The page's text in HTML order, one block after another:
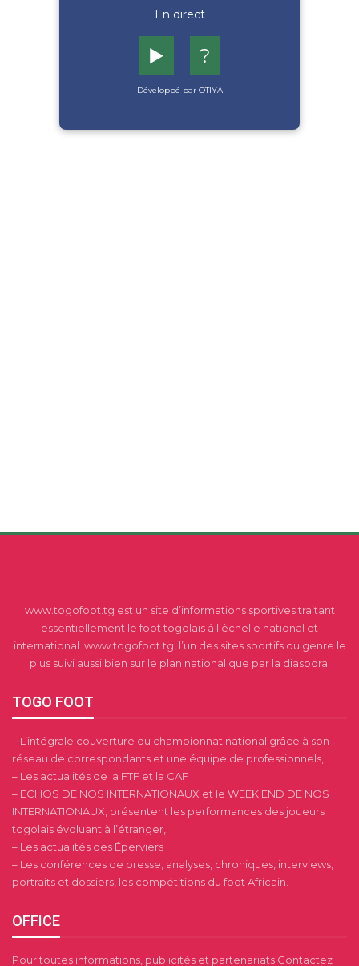
En direct
▶️ ?
Développé par OTIYA
www.togofoot.tg est un site d’informations sportives traitant
essentiellement le foot togolais à l’échelle national et
international. www.togofoot.tg, l’un des sites sportifs du genre le
plus suivi aussi bien sur le plan national que par la diaspora.
TOGO FOOT
– L’intégrale couverture du championnat national grâce à son
réseau de correspondants et une équipe de professionnels,
– Les actualités de la FTF et la CAF
– ECHOS DE NOS INTERNATIONAUX et le WEEK END DE NOS
INTERNATIONAUX, présentent les performances des joueurs
togolais évoluant à l’étranger,
– Les actualités des Éperviers
– Les conférences de presse, analyses, chroniques, interviews,
portraits et dossiers, les compétitions du foot Africain.
OFFICE
Pour toutes informations, publicités et partenariats Contactez